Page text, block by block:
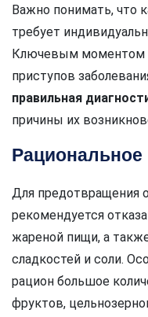
Важно понимать, что
требует
Ключевым моментом
приступов
правильная
причины их
Рациональное
Для предотвращения
рекомендуется
жареной пищи, а
сладкостей и соли.
рацион большое
фруктов,